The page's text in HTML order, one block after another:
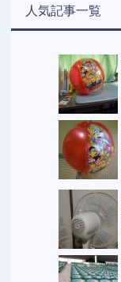
人気記事一覧